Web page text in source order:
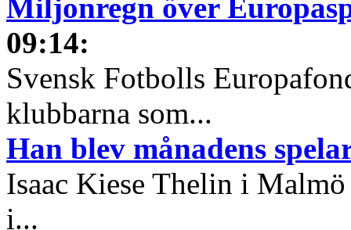
Miljonregn över
09:14:
Svensk Fotbolls
klubbarna som...
Han blev månadens
Isaac Kiese Thelin i
i...